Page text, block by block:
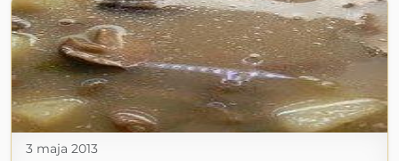
3 maja 2013